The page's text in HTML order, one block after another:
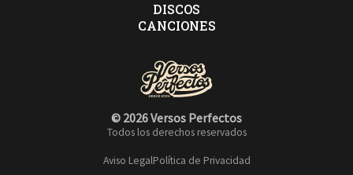
DISCOS
CANCIONES
© 2026 Versos Perfectos
Todos los derechos reservados
Aviso LegalPolítica de Privacidad